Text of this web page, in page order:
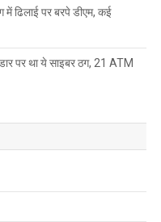
ढिलाई पर बरपे डीएम, कई
पर था ये साइबर ठग, 21 ATM